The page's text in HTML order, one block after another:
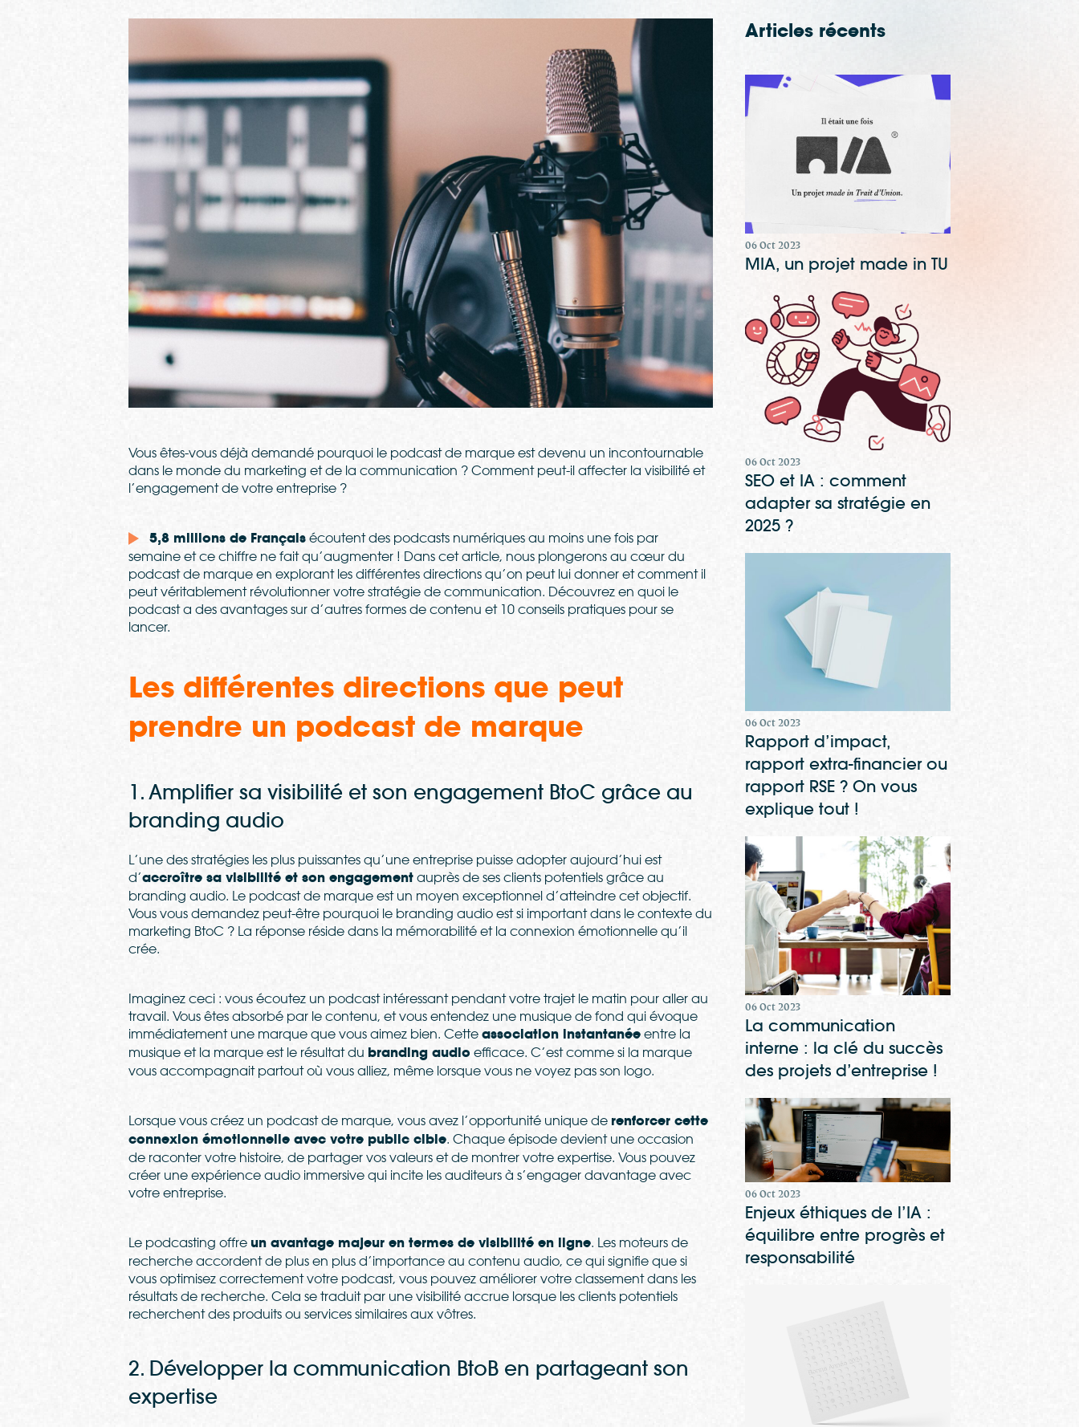
Vous êtes-vous déjà demandé pourquoi le podcast de marque est devenu un incontournable
dans le monde du marketing et de la communication ? Comment peut-il affecter la visibilité et
l’engagement de votre entreprise ?
5,8 millions de Français écoutent des podcasts numériques au moins une fois par
semaine et ce chiffre ne fait qu’augmenter ! Dans cet article, nous plongerons au cœur du
podcast de marque en explorant les différentes directions qu’on peut lui donner et comment il
peut véritablement révolutionner votre stratégie de communication. Découvrez en quoi le
podcast a des avantages sur d’autres formes de contenu et 10 conseils pratiques pour se
lancer.
Les différentes directions que peut
prendre un podcast de marque
1. Amplifier sa visibilité et son engagement BtoC grâce au
branding audio
L’une des stratégies les plus puissantes qu’une entreprise puisse adopter aujourd’hui est
d’accroître sa visibilité et son engagement auprès de ses clients potentiels grâce au
branding audio. Le podcast de marque est un moyen exceptionnel d’atteindre cet objectif.
Vous vous demandez peut-être pourquoi le branding audio est si important dans le contexte du
marketing BtoC ? La réponse réside dans la mémorabilité et la connexion émotionnelle qu’il
crée.
Imaginez ceci : vous écoutez un podcast intéressant pendant votre trajet le matin pour aller au
travail. Vous êtes absorbé par le contenu, et vous entendez une musique de fond qui évoque
immédiatement une marque que vous aimez bien. Cette association instantanée entre la
musique et la marque est le résultat du branding audio efficace. C’est comme si la marque
vous accompagnait partout où vous alliez, même lorsque vous ne voyez pas son logo.
Lorsque vous créez un podcast de marque, vous avez l’opportunité unique de renforcer cette
connexion émotionnelle avec votre public cible. Chaque épisode devient une occasion
de raconter votre histoire, de partager vos valeurs et de montrer votre expertise. Vous pouvez
créer une expérience audio immersive qui incite les auditeurs à s’engager davantage avec
votre entreprise.
Le podcasting offre un avantage majeur en termes de visibilité en ligne. Les moteurs de
recherche accordent de plus en plus d’importance au contenu audio, ce qui signifie que si
vous optimisez correctement votre podcast, vous pouvez améliorer votre classement dans les
résultats de recherche. Cela se traduit par une visibilité accrue lorsque les clients potentiels
recherchent des produits ou services similaires aux vôtres.
2. Développer la communication BtoB en partageant son
expertise
Articles récents
06 Oct 2023
MIA, un projet made in TU
06 Oct 2023
SEO et IA : comment
adapter sa stratégie en
2025 ?
06 Oct 2023
Rapport d’impact,
rapport extra-financier ou
rapport RSE ? On vous
explique tout !
06 Oct 2023
La communication
interne : la clé du succès
des projets d’entreprise !
06 Oct 2023
Enjeux éthiques de l’IA :
équilibre entre progrès et
responsabilité